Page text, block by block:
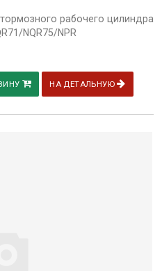
рабочего цилиндра
NQR75/NPR
НА ДЕТАЛЬНУЮ